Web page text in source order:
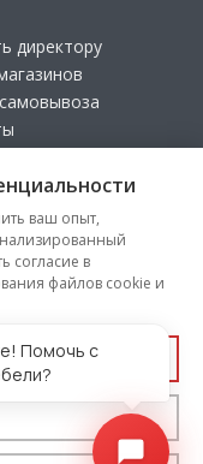
директору
права защищены
за
их содержание,
и
когда оставляете
на сайте
ваш опыт,
согласие в
файлов cookie и
Помочь с